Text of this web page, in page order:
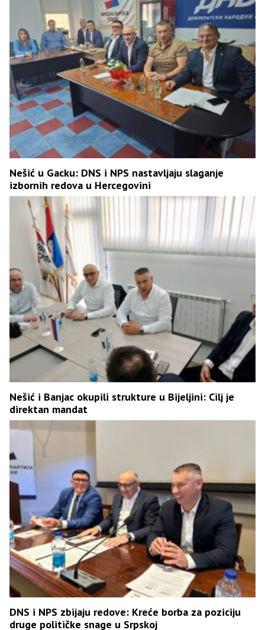
Nešić u Gacku: DNS i NPS nastavljaju slaganje
izbornih redova u Hercegovini
Nešić i Banjac okupili strukture u Bijeljini: Cilj je
direktan mandat
DNS i NPS zbijaju redove: Kreće borba za poziciju
druge političke snage u Srpskoj